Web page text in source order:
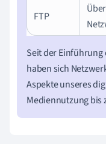
FTP
Seit der
haben sich
Aspekte unseres
Mediennutzung bis